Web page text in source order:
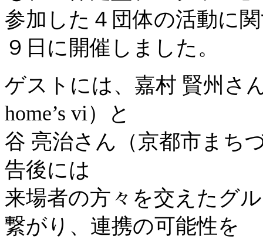
参加した４団体の活動に
９日に開催しました。
ゲストには、嘉村 賢州さ
home’s vi）と
谷 亮治さん（京都市まち
告後には
来場者の方々を交えたグ
繋がり、連携の可能性を